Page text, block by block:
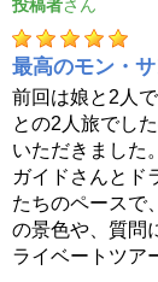
投稿者
最高のモン・
前回は娘と2人
との2人旅でし
いただきました。
ガイドさんとド
たちのペースで
の景色や、質問
ライベートツア